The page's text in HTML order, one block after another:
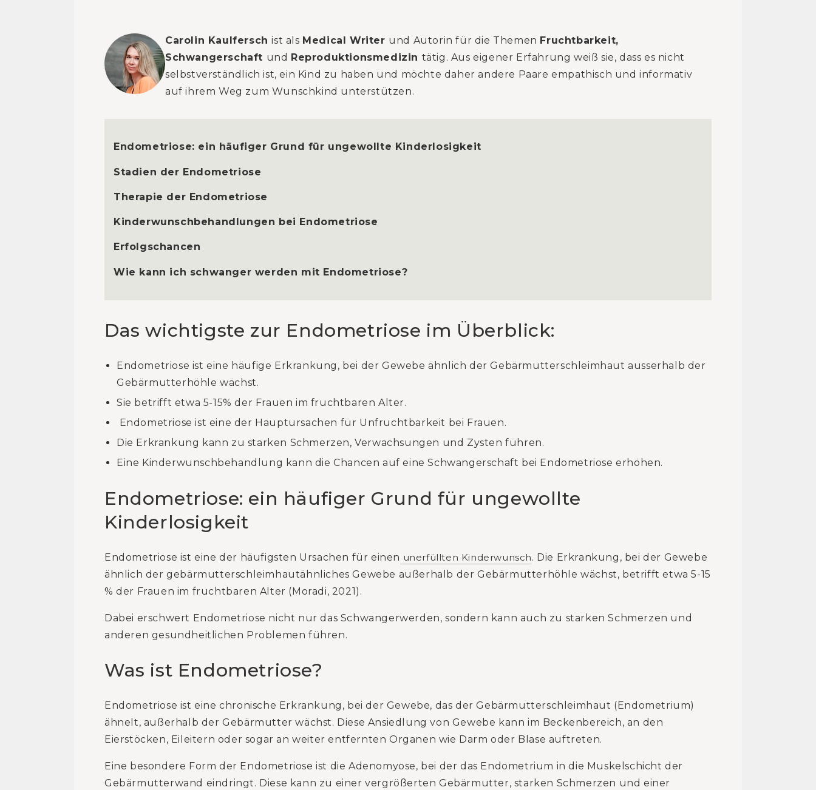
Carolin Kaulferschist als Medical Writer und Autorin für die Themen Fruchtbarkeit,
Schwangerschaft und Reproduktionsmedizin tätig. Aus eigener Erfahrung weiß sie, dass es nicht
selbstverständlich ist, ein Kind zu haben und möchte daher andere Paare empathisch und informativ
auf ihrem Weg zum Wunschkind unterstützen.
Endometriose: ein häufiger Grund für ungewollte Kinderlosigkeit
Stadien der Endometriose
Therapie der Endometriose
Kinderwunschbehandlungen bei Endometriose
Erfolgschancen
Wie kann ich schwanger werden mit Endometriose?
Das wichtigste zur Endometriose im Überblick:
Endometriose ist eine häufige Erkrankung, bei der Gewebe ähnlich der Gebärmutterschleimhaut ausserhalb der
Gebärmutterhöhle wächst.
Sie betrifft etwa 5-15% der Frauen im fruchtbaren Alter.
Endometriose ist eine der Hauptursachen für Unfruchtbarkeit bei Frauen.
Die Erkrankung kann zu starken Schmerzen, Verwachsungen und Zysten führen.
Eine Kinderwunschbehandlung kann die Chancen auf eine Schwangerschaft bei Endometriose erhöhen.
Endometriose: ein häufiger Grund für ungewollte
Kinderlosigkeit
Endometriose ist eine der häufigsten Ursachen für einen unerfüllten Kinderwunsch. Die Erkrankung, bei der Gewebe
ähnlich der gebärmutterschleimhautähnliches Gewebe außerhalb der Gebärmutterhöhle wächst, betrifft etwa 5-15
% der Frauen im fruchtbaren Alter (Moradi, 2021).
Dabei erschwert Endometriose nicht nur das Schwangerwerden, sondern kann auch zu starken Schmerzen und
anderen gesundheitlichen Problemen führen.
Was ist Endometriose?
Endometriose ist eine chronische Erkrankung, bei der Gewebe, das der Gebärmutterschleimhaut (Endometrium)
ähnelt, außerhalb der Gebärmutter wächst. Diese Ansiedlung von Gewebe kann im Beckenbereich, an den
Eierstöcken, Eileitern oder sogar an weiter entfernten Organen wie Darm oder Blase auftreten.
Eine besondere Form der Endometriose ist die Adenomyose, bei der das Endometrium in die Muskelschicht der
Gebärmutterwand eindringt. Diese kann zu einer vergrößerten Gebärmutter, starken Schmerzen und einer